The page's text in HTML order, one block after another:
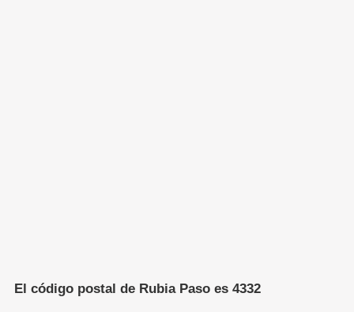
El código postal de Rubia Paso es 4332